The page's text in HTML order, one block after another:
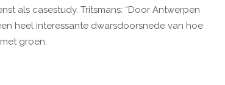
als casestudy. Tritsmans: “Door Antwerpen
heel interessante dwarsdoorsnede van hoe
groen.